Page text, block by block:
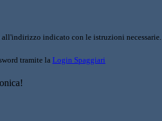
all'indirizzo indicato con le istruzioni necessarie.
tramite la Login Spaggiari